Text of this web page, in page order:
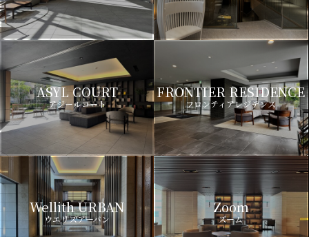
ASYL COURT
アジールコート
FRONTIER RESIDENCE
フロンティアレジデンス
Wellith URBAN
ウエリスアーバン
Zoom
ズーム